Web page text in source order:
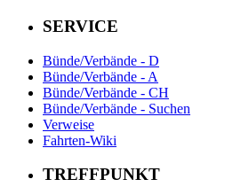
SERVICE
Bünde/Verbände - D
Bünde/Verbände - A
Bünde/Verbände - CH
Bünde/Verbände - Suchen
Verweise
Fahrten-Wiki
TREFFPUNKT